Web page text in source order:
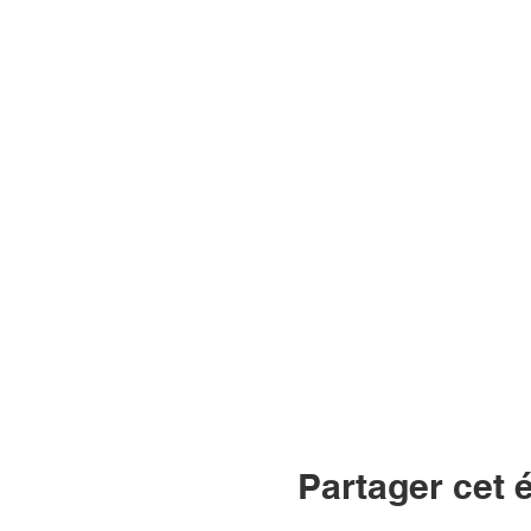
Partager cet